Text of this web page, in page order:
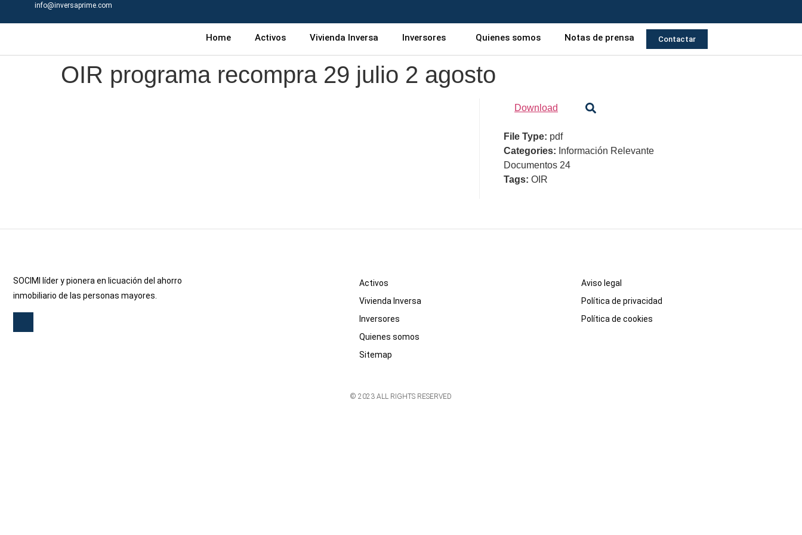
info@inversaprime.com
Home Activos Vivienda Inversa Inversores Quienes somos Notas de prensa Contactar
OIR programa recompra 29 julio 2 agosto
Download
File Type: pdf
Categories: Información Relevante
Documentos 24
Tags: OIR
SOCIMI líder y pionera en licuación del ahorro
inmobiliario de las personas mayores.
Activos
Vivienda Inversa
Inversores
Quienes somos
Sitemap
Aviso legal
Política de privacidad
Política de cookies
© 2023 ALL RIGHTS RESERVED​